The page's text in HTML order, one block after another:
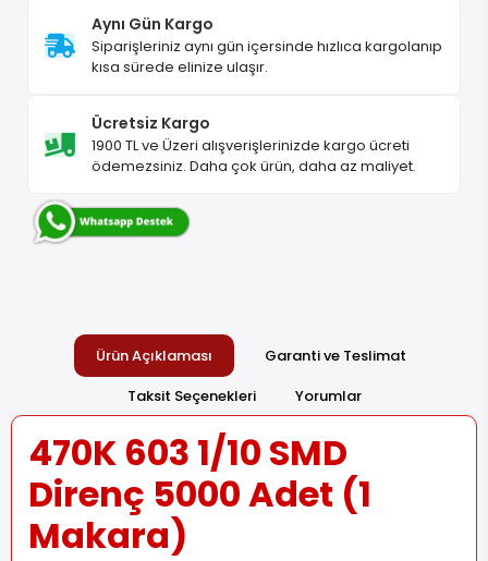
Aynı Gün Kargo
Siparişleriniz aynı gün içersinde hızlıca kargolanıp
kısa sürede elinize ulaşır.
Ücretsiz Kargo
1900 TL ve Üzeri alışverişlerinizde kargo ücreti
ödemezsiniz. Daha çok ürün, daha az maliyet.
Ürün Açıklaması
Garanti ve Teslimat
Taksit Seçenekleri
Yorumlar
470K 603 1/10 SMD
Direnç 5000 Adet (1
Makara)